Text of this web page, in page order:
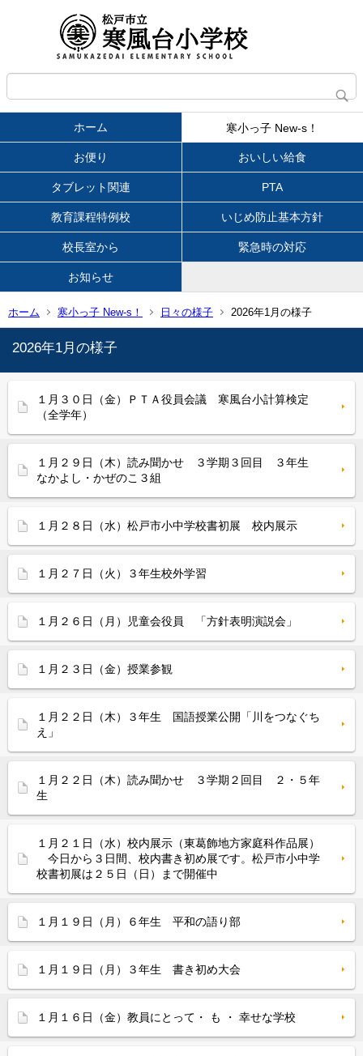
ホーム 寒小っ子 New-s！
お便り おいしい給食
タブレット関連 PTA
教育課程特例校 いじめ防止基本方針
校長室から 緊急時の対応
お知らせ
ホーム 寒小っ子 New-s！ 日々の様子 2026年1月の様子
2026年1月の様子
１月３０日（金）ＰＴＡ役員会議 寒風台小計算検定
（全学年）
１月２９日（木）読み聞かせ ３学期３回目 ３年生
なかよし・かぜのこ３組
１月２８日（水）松戸市小中学校書初展 校内展示
１月２７日（火）３年生校外学習
１月２６日（月）児童会役員 「方針表明演説会」
１月２３日（金）授業参観
１月２２日（木）３年生 国語授業公開「川をつなぐち
え」
１月２２日（木）読み聞かせ ３学期２回目 ２・５年
生
１月２１日（水）校内展示（東葛飾地方家庭科作品展）
今日から３日間、校内書き初め展です。松戸市小中学
校書初展は２５日（日）まで開催中
１月１９日（月）６年生 平和の語り部
１月１９日（月）３年生 書き初め大会
１月１６日（金）教員にとって・ も ・ 幸せな学校